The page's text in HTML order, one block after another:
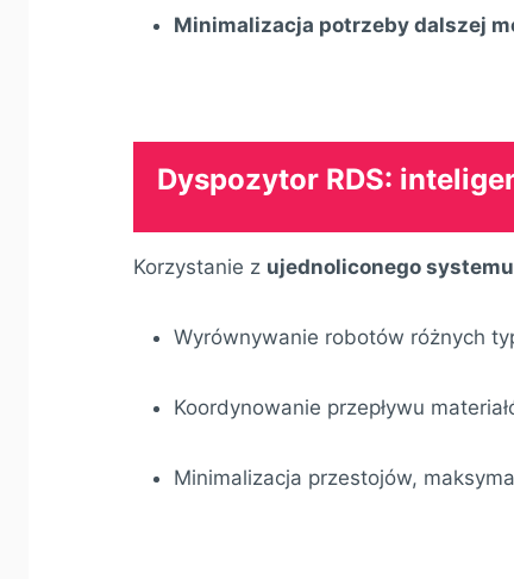
Minimalizacja potrzeby dalszej
Dyspozytor RDS:
Korzystanie z ujednoliconego
Wyrównywanie robotów różnych
Koordynowanie przepływu
Minimalizacja przestojów,